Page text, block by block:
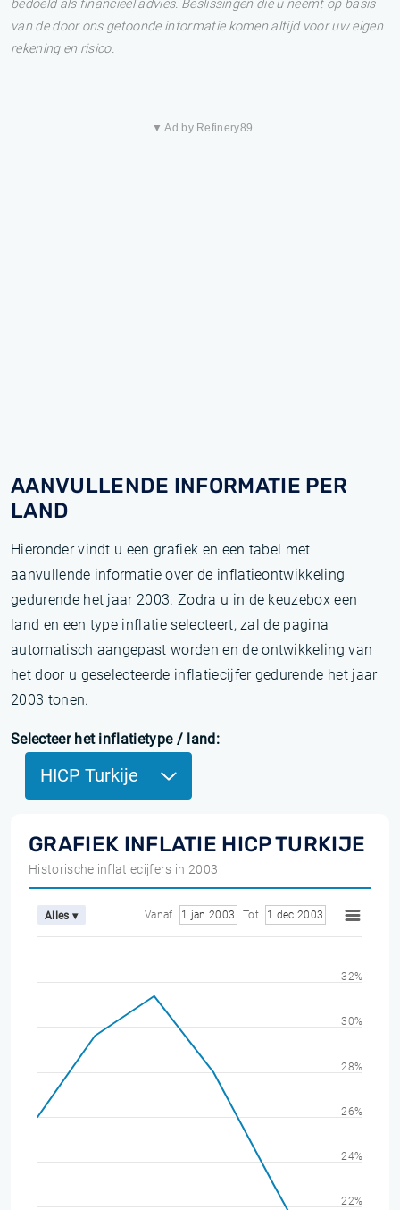
bedoeld als financieel advies. Beslissingen die u neemt op basis
van de door ons getoonde informatie komen altijd voor uw eigen
rekening en risico.
▼ Ad by Refinery89
AANVULLENDE INFORMATIE PER
LAND
Hieronder vindt u een grafiek en een tabel met
aanvullende informatie over de inflatieontwikkeling
gedurende het jaar 2003. Zodra u in de keuzebox een
land en een type inflatie selecteert, zal de pagina
automatisch aangepast worden en de ontwikkeling van
het door u geselecteerde inflatiecijfer gedurende het jaar
2003 tonen.
Selecteer het inflatietype / land:
HICP Turkije
GRAFIEK INFLATIE HICP TURKIJE
Historische inflatiecijfers in 2003
Alles ▾ Vanaf 1 jan 2003 Tot 1 dec 2003
22%
24%
26%
28%
30%
32%